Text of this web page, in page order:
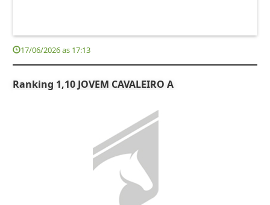
17/06/2026 as 17:13
Ranking 1,10 JOVEM CAVALEIRO A